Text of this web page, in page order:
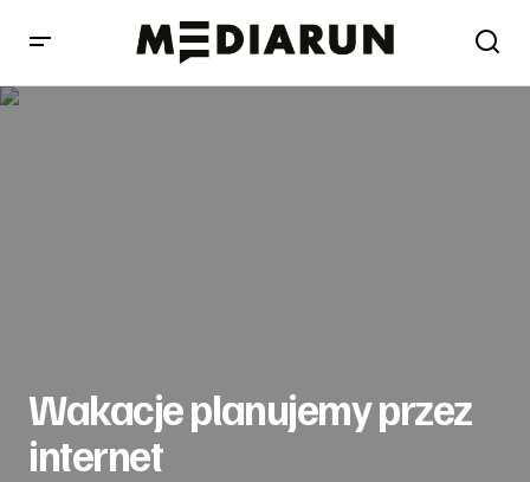
Wakacje planujemy przez
internet